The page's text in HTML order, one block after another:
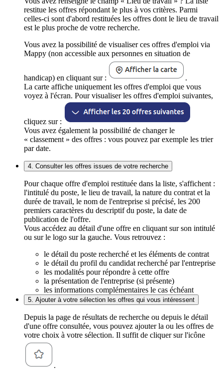
restitue les offres répondant le plus à vos critères. Parmi
celles-ci sont d'abord restituées les offres dont le lieu de travail
est le plus proche de votre recherche.
Vous avez la possibilité de visualiser ces offres d'emploi via
Mappy (non accessible aux personnes en situation de
handicap) en cliquant sur :
.
La carte affiche uniquement les offres d'emploi que vous
voyez à l'écran. Pour visualiser les offres d'emploi suivantes,
cliquez sur :
Vous avez également la possibilité de changer le
« classement » des offres : vous pouvez par exemple les trier
par date.
4. Consulter les offres issues de votre recherche
Pour chaque offre d'emploi restituée dans la liste, s'affichent :
l'intitulé du poste, le lieu de travail, la nature du contrat et la
durée de travail, le nom de l'entreprise si précisé, les 200
premiers caractères du descriptif du poste, la date de
publication de l'offre.
Vous accédez au détail d'une offre en cliquant sur son intitulé
ou sur le logo sur la gauche. Vous retrouvez :
le détail du poste recherché et les éléments de contrat
le détail du profil du candidat recherché par l'entreprise
les modalités pour répondre à cette offre
la présentation de l'entreprise (si présente)
les informations complémentaires le cas échéant
5. Ajouter à votre sélection les offres qui vous intéressent
Depuis la page de résultats de recherche ou depuis le détail
d'une offre consultée, vous pouvez ajouter la ou les offres de
votre choix à votre sélection. Il suffit de cliquer sur l'icône
.